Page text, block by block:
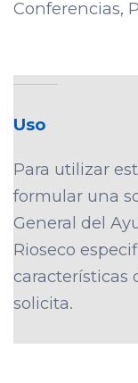
Conferencias,
Uso
Para utilizar
formular una
General del
Rioseco
características
solicita.